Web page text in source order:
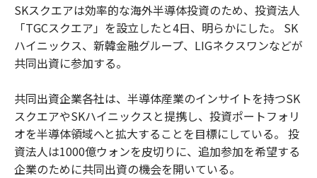
SKスクエアは効率的な海外半導体投資のため、投資法人
「TGCスクエア」を設立したと4日、明らかにした。 SK
ハイニックス、新韓金融グループ、LIGネクスワンなどが
共同出資に参加する。
共同出資企業各社は、半導体産業のインサイトを持つSK
スクエアやSKハイニックスと提携し、投資ポートフォリ
オを半導体領域へと拡大することを目標にしている。 投
資法人は1000億ウォンを皮切りに、追加参加を希望する
企業のために共同出資の機会を開いている。